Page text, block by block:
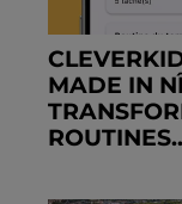
MADE IN